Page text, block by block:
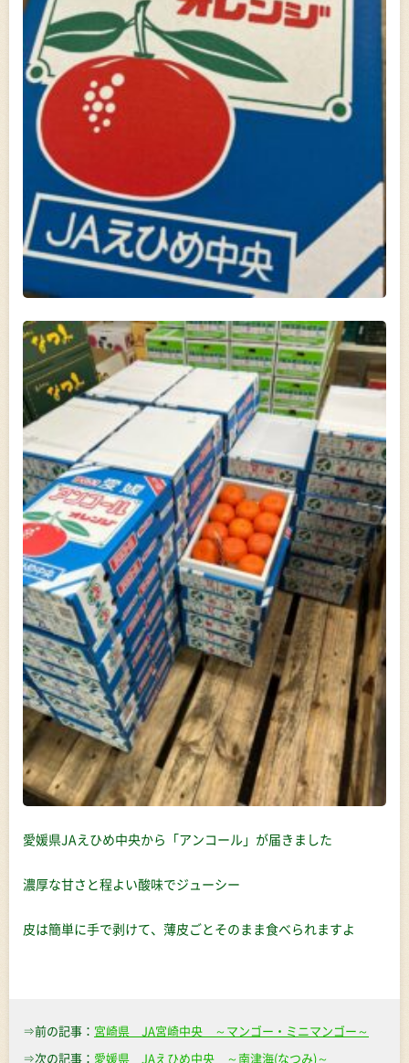
愛媛県JAえひめ中央から「アンコール」が届きました
濃厚な甘さと程よい酸味でジューシー
皮は簡単に手で剥けて、薄皮ごとそのまま食べられますよ
⇒前の記事： 宮崎県 JA宮崎中央 ～マンゴー・ミニマンゴー～
⇒次の記事： 愛媛県 JAえひめ中央 ～南津海(なつみ)～